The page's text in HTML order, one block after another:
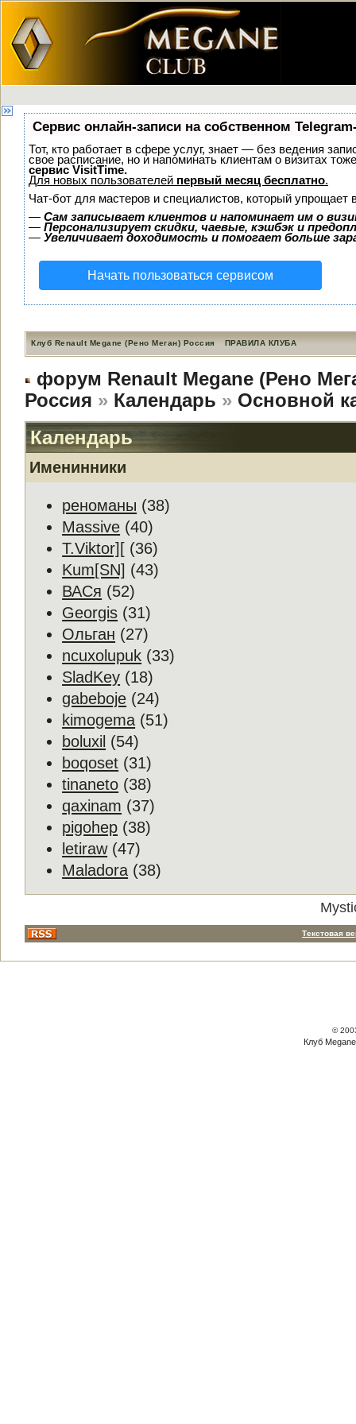
Сервис онлайн-записи на собственном
Тот, кто работает в сфере услуг, знает — без ведения
свое расписание, но и напоминать клиентам о визитах
сервис VisitTime.
Для новых пользователей первый месяц бесплатно.
Чат-бот для мастеров и специалистов, который упрощает
— Сам записывает клиентов и напоминает им о
— Персонализирует скидки, чаевые, кэшбэк и
— Увеличивает доходимость и помогает больше
Начать пользоваться сервисом
Клуб Renault Megane (Рено Меган) Россия ПРАВИЛА КЛУБА
форум Renault Megane (Рено
Россия » Календарь » Основной
Календарь
Именинники
реноманы (38)
Massive (40)
T.Viktor][ (36)
Kum[SN] (43)
ВАСя (52)
Georgis (31)
Ольган (27)
ncuxolupuk (33)
SladKey (18)
gabeboje (24)
kimogema (51)
boluxil (54)
boqoset (31)
tinaneto (38)
qaxinam (37)
pigohep (38)
letiraw(47)
Maladora (38)
Текстовая
©
Клуб